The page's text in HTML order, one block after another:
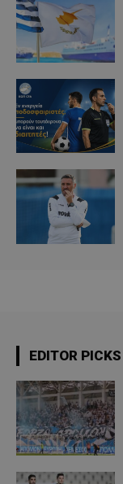
EDITOR PICKS